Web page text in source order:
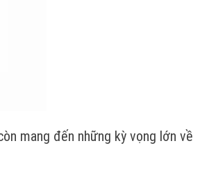
mang đến những kỳ vọng lớn về